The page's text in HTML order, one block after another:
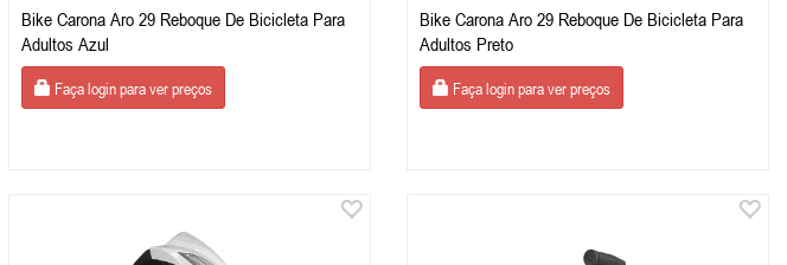
Bike Carona Aro 29 Reboque De Bicicleta Para
Adultos Azul
Faça login para ver preços
Bike Carona Aro 29 Reboque De Bicicleta Para
Adultos Preto
Faça login para ver preços